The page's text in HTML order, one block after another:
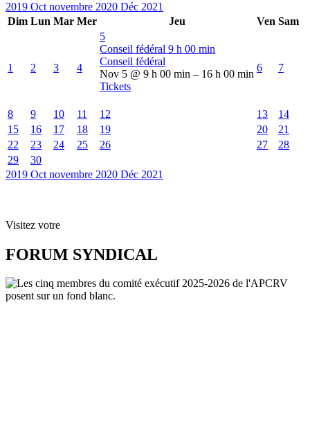
2019 Octnovembre 2020 Déc 2021
Dim Lun Mar Mer Jeu Ven Sam
1 2 3 4
5
Conseil fédéral 9 h 00 min
Conseil fédéral
Nov 5 @ 9 h 00 min – 16 h 00 min
Tickets
6 7
8 9 10 11 12 13
14
15
16 17 18 19 20
21
22
23 24 25 26 27
28
29
30
2019 Octnovembre 2020 Déc 2021
Visitez votre
FORUM SYNDICAL